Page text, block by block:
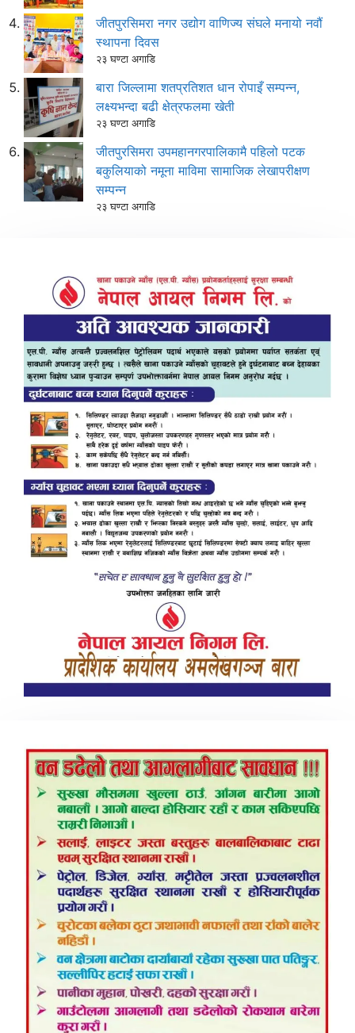
जीतपुरसिमरा नगर उद्योग वाणिज्य संघले मनायो नवौं
स्थापना दिवस
२३ घण्टा अगाडि
बारा जिल्लामा शतप्रतिशत धान रोपाइँ सम्पन्न,
लक्ष्यभन्दा बढी क्षेत्रफलमा खेती
२३ घण्टा अगाडि
जीतपुरसिमरा उपमहानगरपालिकामै पहिलो पटक
बकुलियाको नमूना माविमा सामाजिक लेखापरीक्षण
सम्पन्न
२३ घण्टा अगाडि